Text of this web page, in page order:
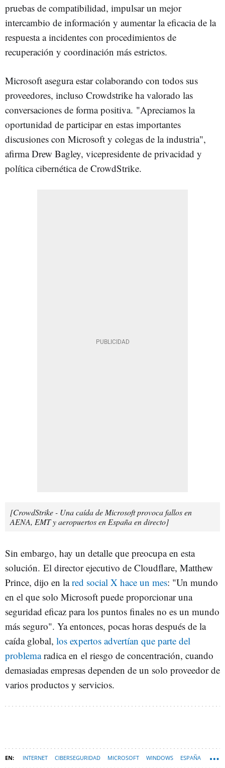
pruebas de compatibilidad, impulsar un mejor
intercambio de información y aumentar la eficacia de la
respuesta a incidentes con procedimientos de
recuperación y coordinación más estrictos.
Microsoft asegura estar colaborando con todos sus
proveedores, incluso Crowdstrike ha valorado las
conversaciones de forma positiva. "Apreciamos la
oportunidad de participar en estas importantes
discusiones con Microsoft y colegas de la industria",
afirma Drew Bagley, vicepresidente de privacidad y
política cibernética de CrowdStrike.
[CrowdStrike - Una caída de Microsoft provoca fallos en
AENA, EMT y aeropuertos en España en directo]
Sin embargo, hay un detalle que preocupa en esta
solución. El director ejecutivo de Cloudflare, Matthew
Prince, dijo en lared social X hace un mes: "Un mundo
en el que solo Microsoft puede proporcionar una
seguridad eficaz para los puntos finales no es un mundo
más seguro". Ya entonces, pocas horas después de la
caída global, los expertos advertían que parte del
problemaradica en el riesgo de concentración, cuando
demasiadas empresas dependen de un solo proveedor de
varios productos y servicios.
INTERNET CIBERSEGURIDAD MICROSOFT WINDOWS ESPAÑA